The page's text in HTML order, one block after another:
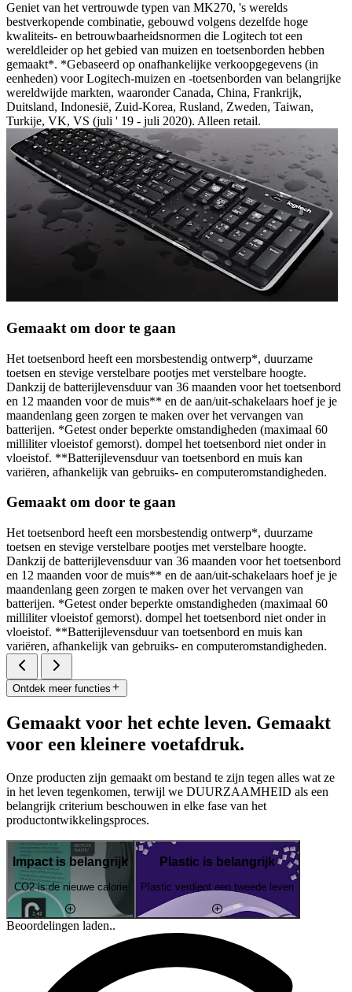
Geniet van het vertrouwde typen van MK270, 's werelds
bestverkopende combinatie, gebouwd volgens dezelfde hoge
kwaliteits- en betrouwbaarheidsnormen die Logitech tot een
wereldleider op het gebied van muizen en toetsenborden hebben
gemaakt*. *Gebaseerd op onafhankelijke verkoopgegevens (in
eenheden) voor Logitech-muizen en -toetsenborden van belangrijke
wereldwijde markten, waaronder Canada, China, Frankrijk,
Duitsland, Indonesië, Zuid-Korea, Rusland, Zweden, Taiwan,
Turkije, VK, VS (juli ' 19 - juli 2020). Alleen retail.
Gemaakt om door te gaan
Het toetsenbord heeft een morsbestendig ontwerp*, duurzame
toetsen en stevige verstelbare pootjes met verstelbare hoogte.
Dankzij de batterijlevensduur van 36 maanden voor het toetsenbord
en 12 maanden voor de muis** en de aan/uit-schakelaars hoef je je
maandenlang geen zorgen te maken over het vervangen van
batterijen. *Getest onder beperkte omstandigheden (maximaal 60
milliliter vloeistof gemorst). dompel het toetsenbord niet onder in
vloeistof. **Batterijlevensduur van toetsenbord en muis kan
variëren, afhankelijk van gebruiks- en computeromstandigheden.
Gemaakt om door te gaan
Het toetsenbord heeft een morsbestendig ontwerp*, duurzame
toetsen en stevige verstelbare pootjes met verstelbare hoogte.
Dankzij de batterijlevensduur van 36 maanden voor het toetsenbord
en 12 maanden voor de muis** en de aan/uit-schakelaars hoef je je
maandenlang geen zorgen te maken over het vervangen van
batterijen. *Getest onder beperkte omstandigheden (maximaal 60
milliliter vloeistof gemorst). dompel het toetsenbord niet onder in
vloeistof. **Batterijlevensduur van toetsenbord en muis kan
variëren, afhankelijk van gebruiks- en computeromstandigheden.
Ontdek meer functies
Gemaakt voor het echte leven. Gemaakt
voor een kleinere voetafdruk.
Onze producten zijn gemaakt om bestand te zijn tegen alles wat ze
in het leven tegenkomen, terwijl we DUURZAAMHEID als een
belangrijk criterium beschouwen in elke fase van het
productontwikkelingsproces.
Impact is belangrijk
CO2 is de nieuwe calorie
Plastic is belangrijk
Plastic verdient een tweede leven
Beoordelingen laden..